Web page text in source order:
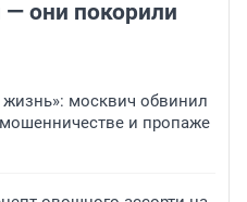
— они покорили
жизнь»: москвич обвинил
мошенничестве и пропаже